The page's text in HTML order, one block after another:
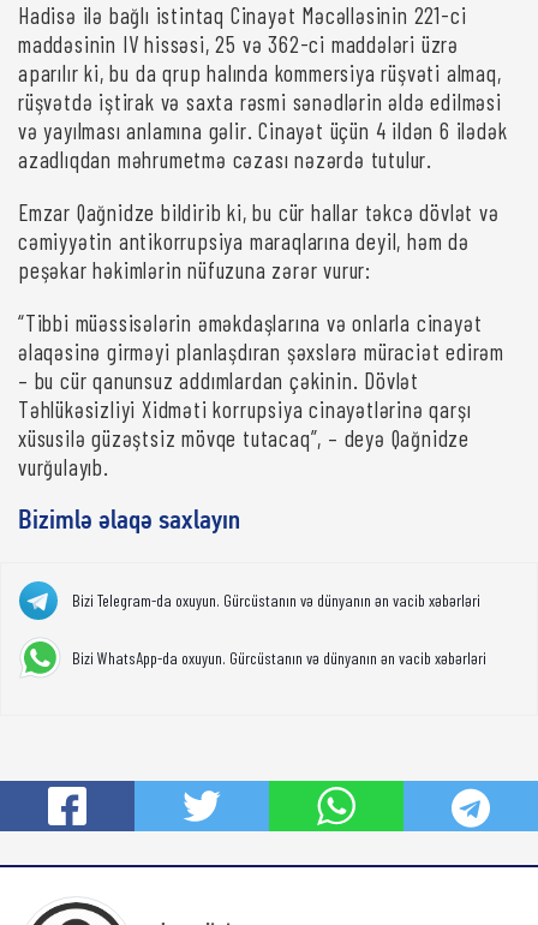
Hadisə ilə bağlı istintaq Cinayət Məcəlləsinin 221-ci
maddəsinin IV hissəsi, 25 və 362-ci maddələri üzrə
aparılır ki, bu da qrup halında kommersiya rüşvəti almaq,
rüşvətdə iştirak və saxta rəsmi sənədlərin əldə edilməsi
və yayılması anlamına gəlir. Cinayət üçün 4 ildən 6 ilədək
azadlıqdan məhrumetmə cəzası nəzərdə tutulur.
Emzar Qağnidze bildirib ki, bu cür hallar təkcə dövlət və
cəmiyyətin antikorrupsiya maraqlarına deyil, həm də
peşəkar həkimlərin nüfuzuna zərər vurur:
“Tibbi müəssisələrin əməkdaşlarına və onlarla cinayət
əlaqəsinə girməyi planlaşdıran şəxslərə müraciət edirəm
– bu cür qanunsuz addımlardan çəkinin. Dövlət
Təhlükəsizliyi Xidməti korrupsiya cinayətlərinə qarşı
xüsusilə güzəştsiz mövqe tutacaq”, – deyə Qağnidze
vurğulayıb.
Bizimlə əlaqə saxlayın
Bizi Telegram-da oxuyun. Gürcüstanın və dünyanın ən vacib xəbərləri
Bizi WhatsApp-da oxuyun. Gürcüstanın və dünyanın ən vacib xəbərləri